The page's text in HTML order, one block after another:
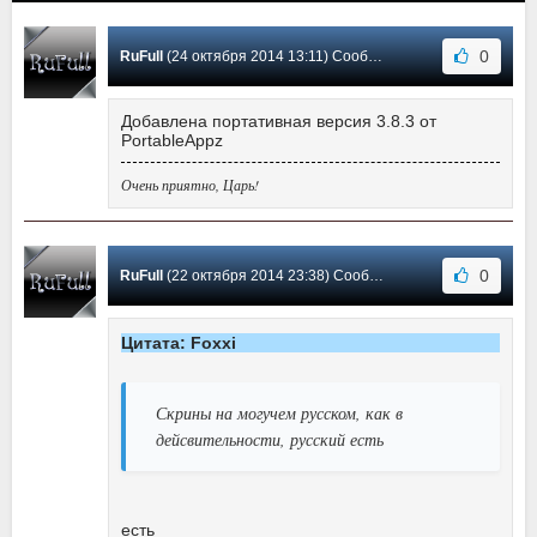
RuFull (24 октября 2014 13:11) Сообщение #82 0
Добавлена портативная версия 3.8.3 от
PortableAppz
Очень приятно, Царь!
RuFull (22 октября 2014 23:38) Сообщение #81 0
Цитата: Foxxi
Скрины на могучем русском, как в
дейсвительности, русский есть
есть